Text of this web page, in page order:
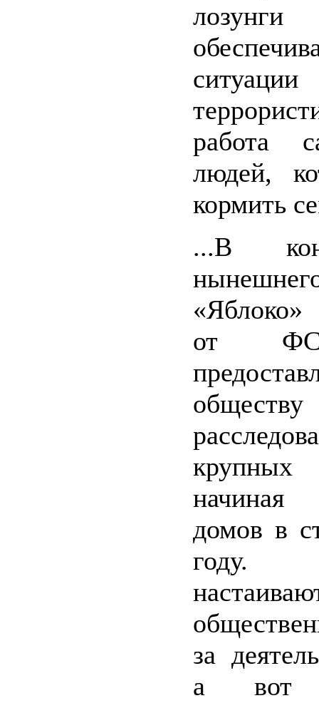
ситуации
работа
людей,
кормить
...В
от
домов в
году.
за
а вот